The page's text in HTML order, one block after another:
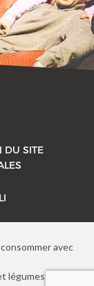
DU SITE
avec
par jour.